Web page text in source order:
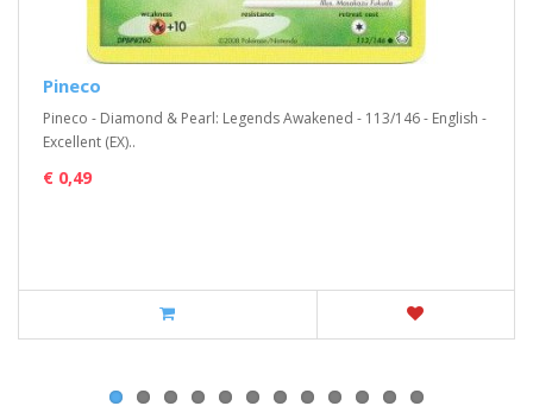
Pineco
Pineco - Diamond & Pearl: Legends Awakened - 113/146 - English -
Excellent (EX)..
€ 0,49